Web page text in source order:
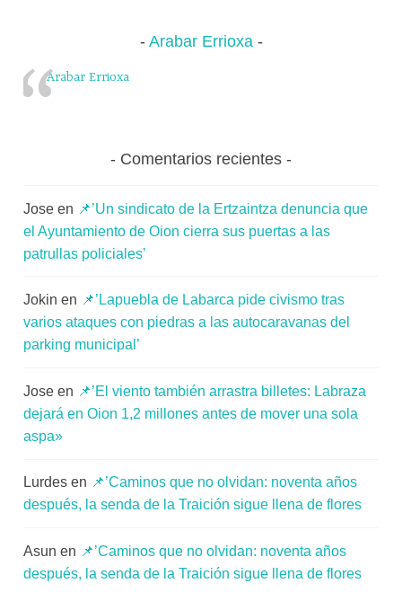
Arabar Errioxa
Arabar Errioxa
Comentarios recientes
Jose en 📌’Un sindicato de la Ertzaintza denuncia que
el Ayuntamiento de Oion cierra sus puertas a las
patrullas policiales’
Jokin en 📌’Lapuebla de Labarca pide civismo tras
varios ataques con piedras a las autocaravanas del
parking municipal’
Jose en 📌’El viento también arrastra billetes: Labraza
dejará en Oion 1,2 millones antes de mover una sola
aspa»
Lurdes en 📌’Caminos que no olvidan: noventa años
después, la senda de la Traición sigue llena de flores
Asun en 📌’Caminos que no olvidan: noventa años
después, la senda de la Traición sigue llena de flores